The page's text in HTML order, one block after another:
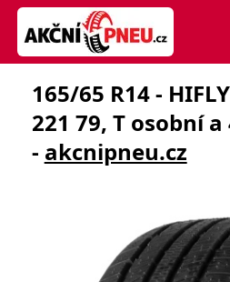
165/65 R14 -
221 79, T osobní
- akcnipneu.cz